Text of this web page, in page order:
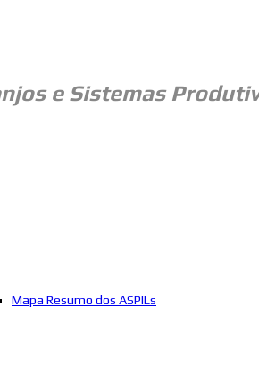
e Sistemas
Mapa Resumo dos ASPILs